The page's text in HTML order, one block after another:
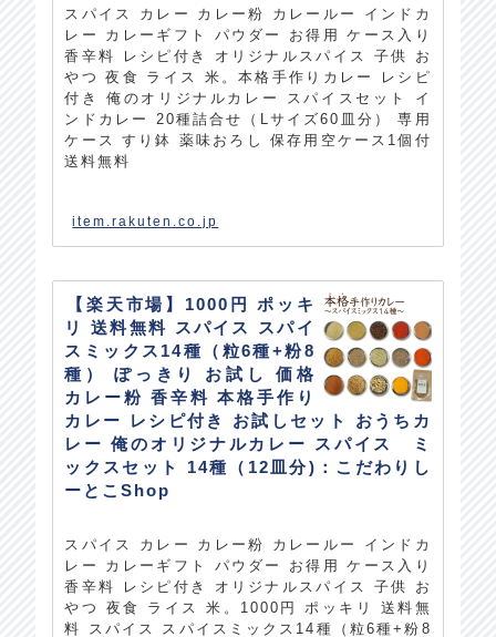
スパイス カレー カレー粉 カレールー インドカ
レー カレーギフト パウダー お得用 ケース入り
香辛料 レシピ付き オリジナルスパイス 子供 お
やつ 夜食 ライス 米。本格手作りカレー レシピ
付き 俺のオリジナルカレー スパイスセット イ
ンドカレー 20種詰合せ（Lサイズ60皿分） 専用
ケース すり鉢 薬味おろし 保存用空ケース1個付
送料無料
item.rakuten.co.jp
【楽天市場】1000円 ポッキ
リ 送料無料 スパイス スパイ
スミックス14種（粒6種+粉8
種） ぽっきり お試し 価格
カレー粉 香辛料 本格手作り
カレー レシピ付き お試しセット おうちカ
レー 俺のオリジナルカレー スパイス ミ
ックスセット 14種（12皿分)：こだわりし
ーとこShop
スパイス カレー カレー粉 カレールー インドカ
レー カレーギフト パウダー お得用 ケース入り
香辛料 レシピ付き オリジナルスパイス 子供 お
やつ 夜食 ライス 米。1000円 ポッキリ 送料無
料 スパイス スパイスミックス14種（粒6種+粉8